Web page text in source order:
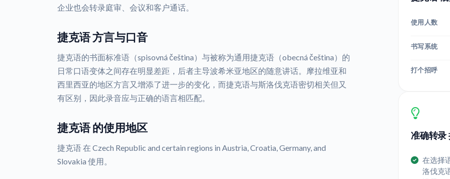
企业也会转录庭审、会议和客户通话。
捷克语 方言与口音
捷克语的书面标准语（spisovná čeština）与被称为通用捷克语（obecná čeština）的
日常口语变体之间存在明显差距，后者主导波希米亚地区的随意讲话。摩拉维亚和
西里西亚的地区方言又增添了进一步的变化，而捷克语与斯洛伐克语密切相关但又
有区别，因此录音应与正确的语言相匹配。
捷克语 的使用地区
捷克语 在 Czech Republic and certain regions in Austria, Croatia, Germany, and
Slovakia 使用。
使用人数
书写系统
打个招呼
准确转录
在选择
洛伐克